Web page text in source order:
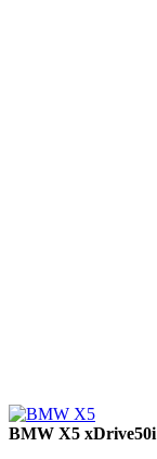
BMW X5 xDrive50i